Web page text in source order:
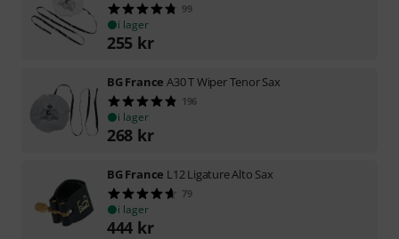
99
i lager
255 kr
BG France A30 T Wiper Tenor Sax
196
i lager
268 kr
BG France L12 Ligature Alto Sax
79
i lager
444 kr